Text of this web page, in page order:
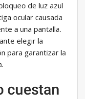
de luz azul
ocular causada
a una pantalla.
elegir la
para garantizar la
cuestan